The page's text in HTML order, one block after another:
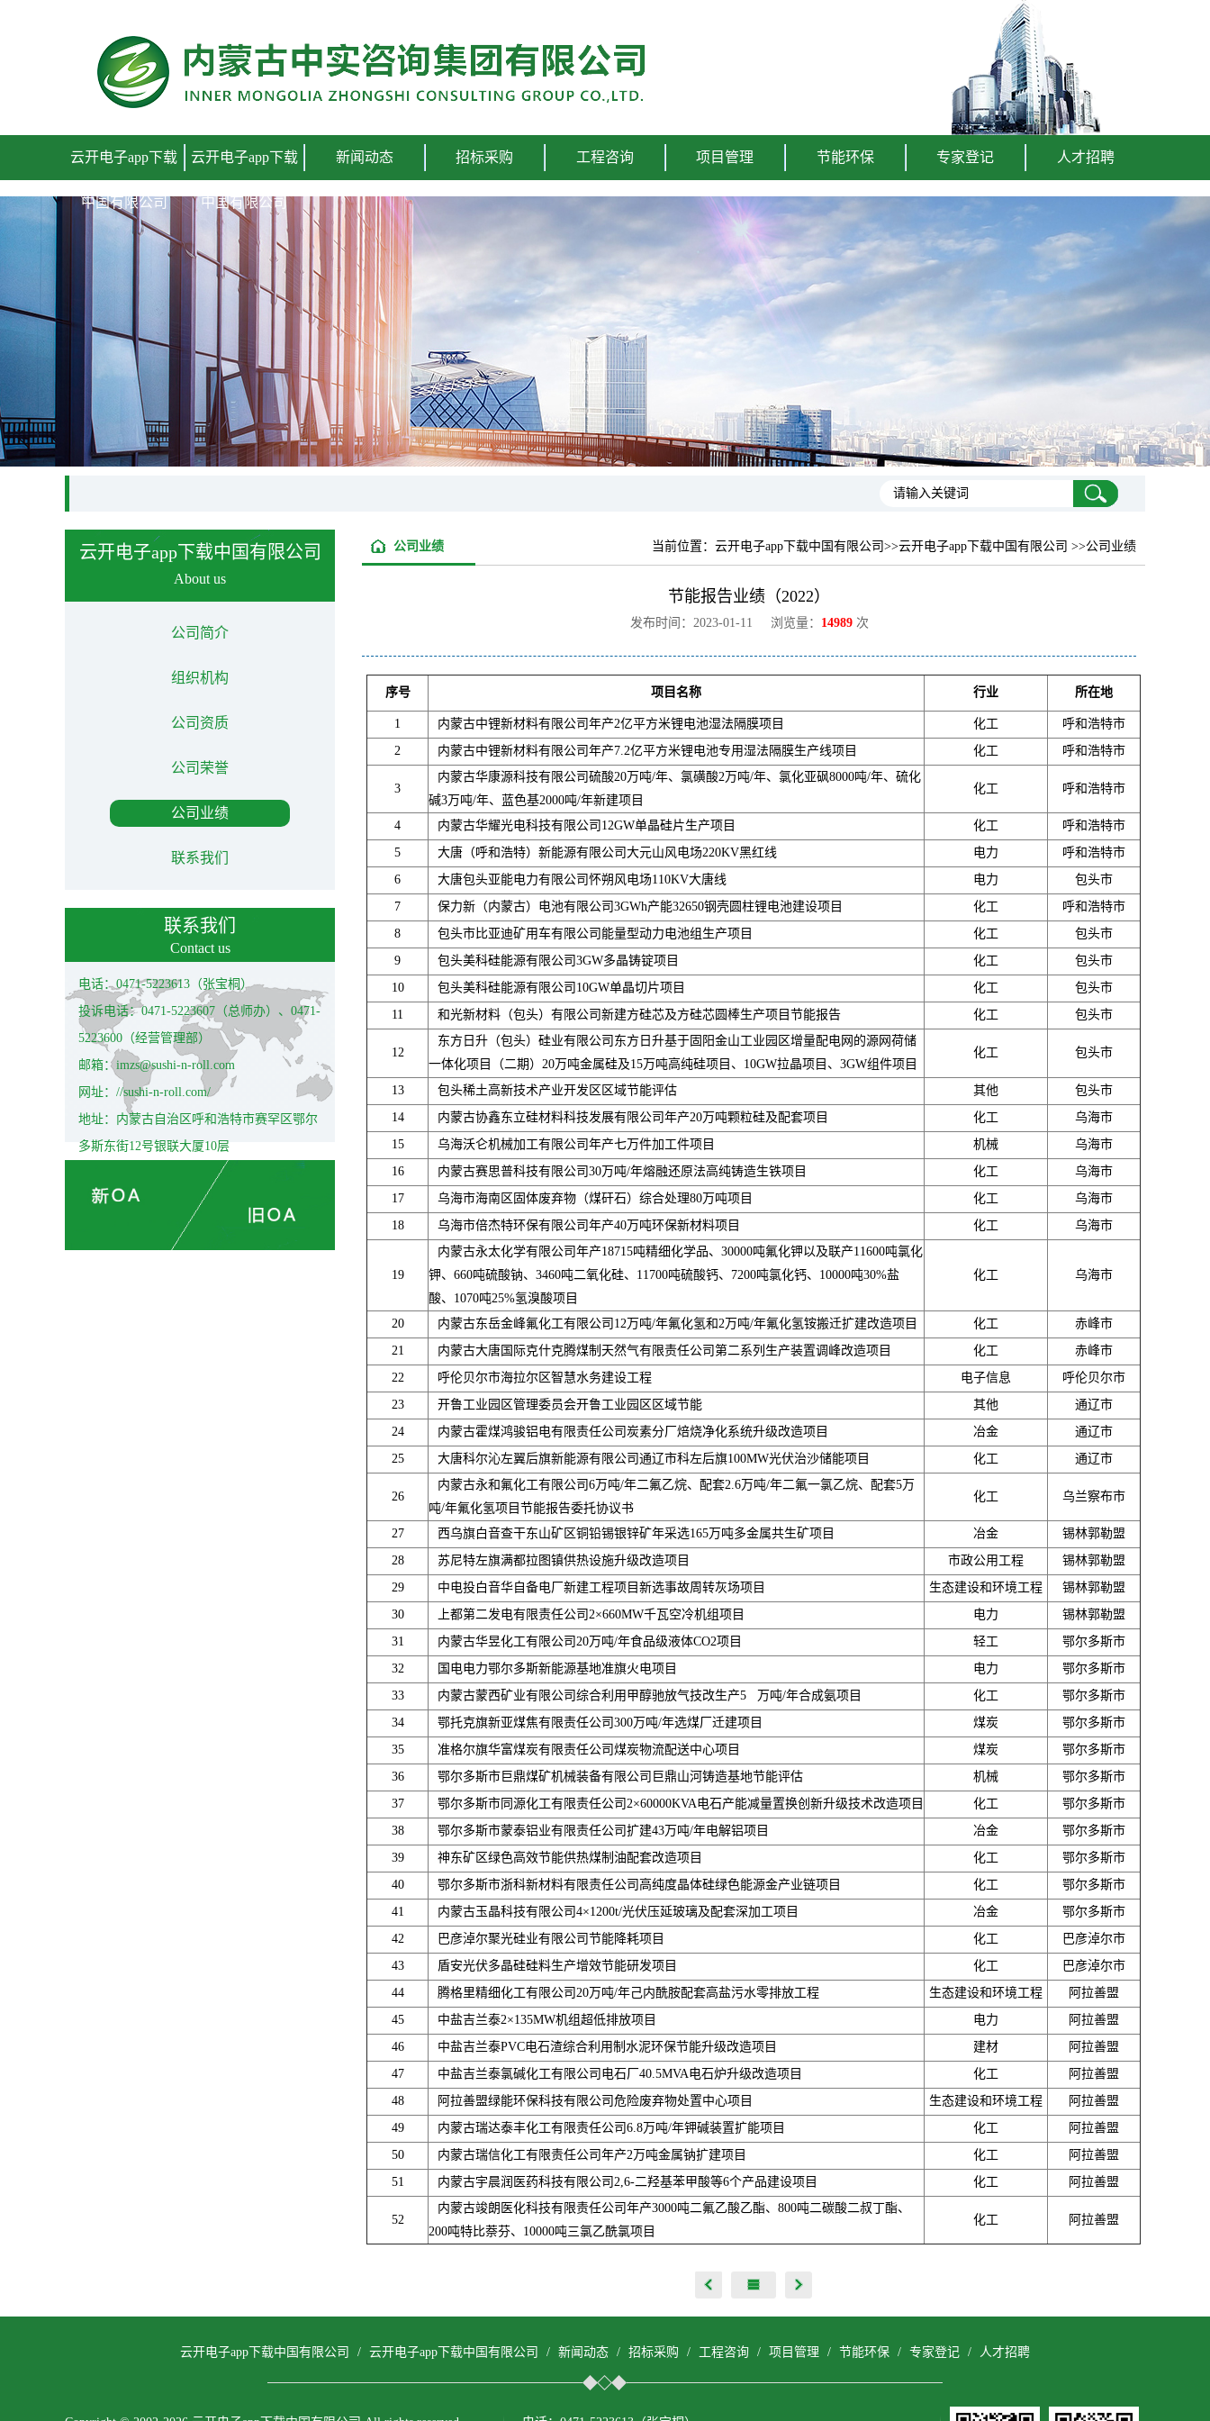
云开电子app下载
中国有限公司
云开电子app下载
中国有限公司
新闻动态 招标采购 工程咨询 项目管理 节能环保 专家登记 人才招聘
云开电子app下载中国有限公司
About us
公司简介
组织机构
公司资质
公司荣誉
公司业绩
联系我们
联系我们
Contact us
电话：0471-5223613（张宝桐）
投诉电话：0471-5223607（总师办）、0471-
5223600（经营管理部）
邮箱：imzs@sushi-n-roll.com
网址：//sushi-n-roll.com/
地址：内蒙古自治区呼和浩特市赛罕区鄂尔
多斯东街12号银联大厦10层
当前位置： 云开电子app下载中国有限公司 >>云开电子app下载中国有限公司 >>公司业绩
公司业绩
节能报告业绩（2022）
发布时间：2023-01-11 浏览量： 14989次
序号 项目名称 行业 所在地
1 内蒙古中锂新材料有限公司年产2亿平方米锂电池湿法隔膜项目 化工
呼和浩特市
2
内蒙古中锂新材料有限公司年产7.2亿平方米锂电池专用湿法隔膜生产线项目 化工 呼和浩特市
3
内蒙古华康源科技有限公司硫酸20万吨/年、氯磺酸2万吨/年、氯化亚砜8000吨/年、硫化
碱3万吨/年、蓝色基2000吨/年新建项目
化工 呼和浩特市
4 内蒙古华耀光电科技有限公司12GW单晶硅片生产项目 化工
呼和浩特市
5
大唐（呼和浩特）新能源有限公司大元山风电场220KV黑红线 电力
呼和浩特市
6
大唐包头亚能电力有限公司怀朔风电场110KV大唐线 电力
包头市
7
保力新（内蒙古）电池有限公司3GWh产能32650钢壳圆柱锂电池建设项目 化工
呼和浩特市
8
包头市比亚迪矿用车有限公司能量型动力电池组生产项目 化工
包头市
9
包头美科硅能源有限公司3GW多晶铸锭项目 化工
包头市
10
包头美科硅能源有限公司10GW单晶切片项目 化工
包头市
11
和光新材料（包头）有限公司新建方硅芯及方硅芯圆棒生产项目节能报告 化工 包头市
12
东方日升（包头）硅业有限公司东方日升基于固阳金山工业园区增量配电网的源网荷储
一体化项目（二期）20万吨金属硅及15万吨高纯硅项目、10GW拉晶项目、3GW组件项目
化工 包头市
13 包头稀土高新技术产业开发区区域节能评估 其他
包头市
14
内蒙古协鑫东立硅材料科技发展有限公司年产20万吨颗粒硅及配套项目 化工
乌海市
15
乌海沃仑机械加工有限公司年产七万件加工件项目 机械
乌海市
16
内蒙古赛思普科技有限公司30万吨/年熔融还原法高纯铸造生铁项目 化工
乌海市
17
乌海市海南区固体废弃物（煤矸石）综合处理80万吨项目 化工
乌海市
18
乌海市倍杰特环保有限公司年产40万吨环保新材料项目 化工 乌海市
19
内蒙古永太化学有限公司年产18715吨精细化学品、30000吨氟化钾以及联产11600吨氯化
钾、660吨硫酸钠、3460吨二氧化硅、11700吨硫酸钙、7200吨氯化钙、10000吨30%盐
酸、1070吨25%氢溴酸项目
化工 乌海市
20 内蒙古东岳金峰氟化工有限公司12万吨/年氟化氢和2万吨/年氟化氢铵搬迁扩建改造项目 化工
赤峰市
21
内蒙古大唐国际克什克腾煤制天然气有限责任公司第二系列生产装置调峰改造项目 化工
赤峰市
22
呼伦贝尔市海拉尔区智慧水务建设工程 电子信息
呼伦贝尔市
23
开鲁工业园区管理委员会开鲁工业园区区域节能 其他
通辽市
24
内蒙古霍煤鸿骏铝电有限责任公司炭素分厂焙烧净化系统升级改造项目 冶金
通辽市
25
大唐科尔沁左翼后旗新能源有限公司通辽市科左后旗100MW光伏治沙储能项目 化工 通辽市
26
内蒙古永和氟化工有限公司6万吨/年二氟乙烷、配套2.6万吨/年二氟一氯乙烷、配套5万
吨/年氟化氢项目节能报告委托协议书
化工 乌兰察布市
27 西乌旗白音查干东山矿区铜铅锡银锌矿年采选165万吨多金属共生矿项目 冶金
锡林郭勒盟
28
苏尼特左旗满都拉图镇供热设施升级改造项目 市政公用工程
锡林郭勒盟
29
中电投白音华自备电厂新建工程项目新选事故周转灰场项目 生态建设和环境工程
锡林郭勒盟
30
上都第二发电有限责任公司2×660MW千瓦空冷机组项目 电力
锡林郭勒盟
31
内蒙古华昱化工有限公司20万吨/年食品级液体CO2项目 轻工
鄂尔多斯市
32
国电电力鄂尔多斯新能源基地准旗火电项目 电力
鄂尔多斯市
33
内蒙古蒙西矿业有限公司综合利用甲醇驰放气技改生产5 万吨/年合成氨项目 化工
鄂尔多斯市
34
鄂托克旗新亚煤焦有限责任公司300万吨/年选煤厂迁建项目 煤炭
鄂尔多斯市
35
准格尔旗华富煤炭有限责任公司煤炭物流配送中心项目 煤炭
鄂尔多斯市
36
鄂尔多斯市巨鼎煤矿机械装备有限公司巨鼎山河铸造基地节能评估 机械
鄂尔多斯市
37
鄂尔多斯市同源化工有限责任公司2×60000KVA电石产能减量置换创新升级技术改造项目 化工
鄂尔多斯市
38
鄂尔多斯市蒙泰铝业有限责任公司扩建43万吨/年电解铝项目 冶金
鄂尔多斯市
39
神东矿区绿色高效节能供热煤制油配套改造项目 化工
鄂尔多斯市
40
鄂尔多斯市浙科新材料有限责任公司高纯度晶体硅绿色能源金产业链项目 化工
鄂尔多斯市
41
内蒙古玉晶科技有限公司4×1200t/光伏压延玻璃及配套深加工项目 冶金
鄂尔多斯市
42
巴彦淖尔聚光硅业有限公司节能降耗项目 化工
巴彦淖尔市
43
盾安光伏多晶硅硅料生产增效节能研发项目 化工
巴彦淖尔市
44
腾格里精细化工有限公司20万吨/年己内酰胺配套高盐污水零排放工程 生态建设和环境工程
阿拉善盟
45
中盐吉兰泰2×135MW机组超低排放项目 电力
阿拉善盟
46
中盐吉兰泰PVC电石渣综合利用制水泥环保节能升级改造项目 建材
阿拉善盟
47
中盐吉兰泰氯碱化工有限公司电石厂40.5MVA电石炉升级改造项目 化工
阿拉善盟
48
阿拉善盟绿能环保科技有限公司危险废弃物处置中心项目 生态建设和环境工程
阿拉善盟
49
内蒙古瑞达泰丰化工有限责任公司6.8万吨/年钾碱装置扩能项目 化工
阿拉善盟
50
内蒙古瑞信化工有限责任公司年产2万吨金属钠扩建项目 化工
阿拉善盟
51
内蒙古宇晨润医药科技有限公司2,6-二羟基苯甲酸等6个产品建设项目 化工 阿拉善盟
52
内蒙古竣朗医化科技有限责任公司年产3000吨二氟乙酸乙酯、800吨二碳酸二叔丁酯、
200吨特比萘芬、10000吨三氯乙酰氯项目
化工 阿拉善盟
云开电子app下载中国有限公司 / 云开电子app下载中国有限公司 / 新闻动态 / 招标采购 / 工程咨询 / 项目管理 / 节能环保 / 专家登记 / 人才招聘